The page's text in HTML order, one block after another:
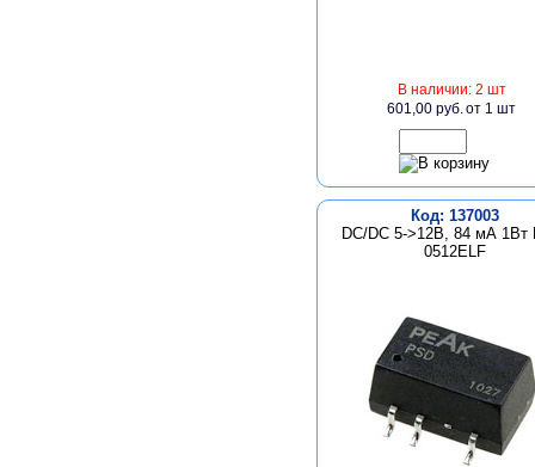
В наличии: 2 шт
601,00 руб.от 1 шт
Код: 137003
DC/DC 5->12В, 84 мА 1Вт
0512ELF